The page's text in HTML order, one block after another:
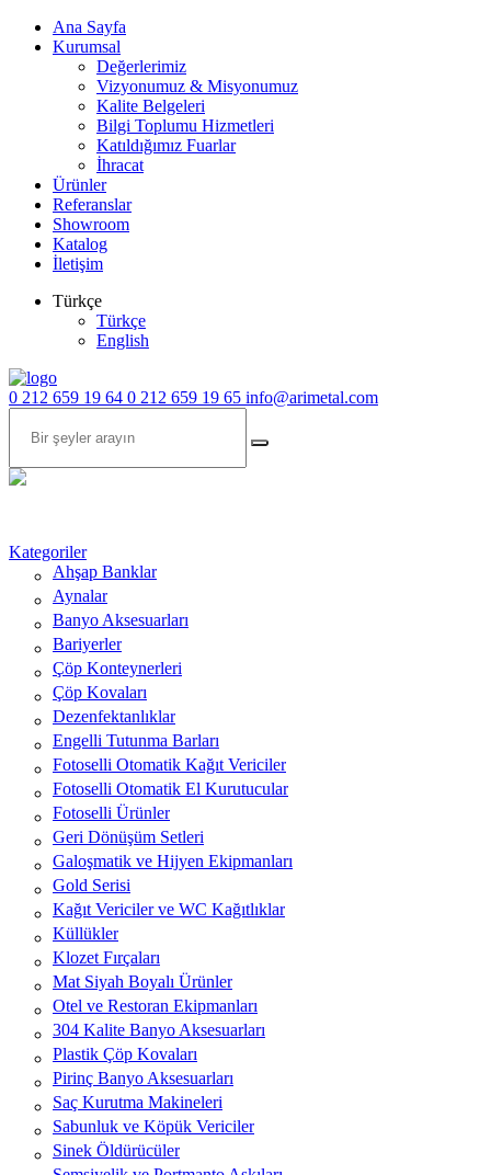
Ana Sayfa
Kurumsal
Değerlerimiz
Vizyonumuz & Misyonumuz
Kalite Belgeleri
Bilgi Toplumu Hizmetleri
Katıldığımız Fuarlar
İhracat
Ürünler
Referanslar
Showroom
Katalog
İletişim
Türkçe
Türkçe
English
0 212 659 19 64 0 212 659 19 65 info@arimetal.com
Kategoriler
Ahşap Banklar
Aynalar
Banyo Aksesuarları
Bariyerler
Çöp Konteynerleri
Çöp Kovaları
Dezenfektanlıklar
Engelli Tutunma Barları
Fotoselli Otomatik Kağıt Vericiler
Fotoselli Otomatik El Kurutucular
Fotoselli Ürünler
Geri Dönüşüm Setleri
Galoşmatik ve Hijyen Ekipmanları
Gold Serisi
Kağıt Vericiler ve WC Kağıtlıklar
Küllükler
Klozet Fırçaları
Mat Siyah Boyalı Ürünler
Otel ve Restoran Ekipmanları
304 Kalite Banyo Aksesuarları
Plastik Çöp Kovaları
Pirinç Banyo Aksesuarları
Saç Kurutma Makineleri
Sabunluk ve Köpük Vericiler
Sinek Öldürücüler